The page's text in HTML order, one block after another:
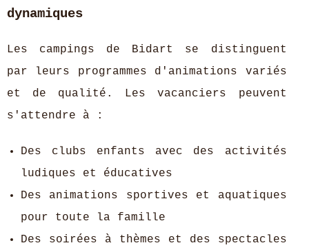
dynamiques
Les campings de Bidart se distinguent
par leurs programmes d'animations variés
et de qualité. Les vacanciers peuvent
s'attendre à :
Des clubs enfants avec des activités
ludiques et éducatives
Des animations sportives et aquatiques
pour toute la famille
Des soirées à thèmes et des spectacles